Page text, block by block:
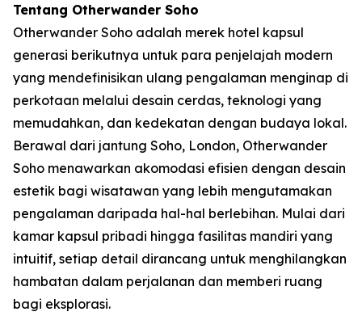
Tentang Otherwander Soho
Otherwander Soho adalah merek hotel kapsul
generasi berikutnya untuk para penjelajah modern
yang mendefinisikan ulang pengalaman menginap di
perkotaan melalui desain cerdas, teknologi yang
memudahkan, dan kedekatan dengan budaya lokal.
Berawal dari jantung Soho, London, Otherwander
Soho menawarkan akomodasi efisien dengan desain
estetik bagi wisatawan yang lebih mengutamakan
pengalaman daripada hal-hal berlebihan. Mulai dari
kamar kapsul pribadi hingga fasilitas mandiri yang
intuitif, setiap detail dirancang untuk menghilangkan
hambatan dalam perjalanan dan memberi ruang
bagi eksplorasi.